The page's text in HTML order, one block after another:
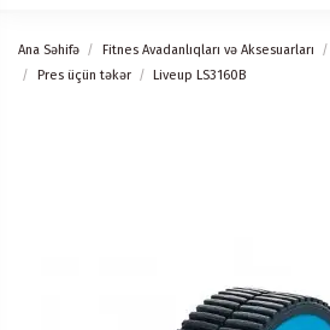
Ana Səhifə Fitnes Avadanlıqları və Aksesuarları
Pres üçün təkər
Liveup LS3160B